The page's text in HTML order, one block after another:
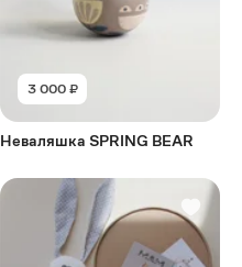
3 000 ₽
Неваляшка SPRING BEAR